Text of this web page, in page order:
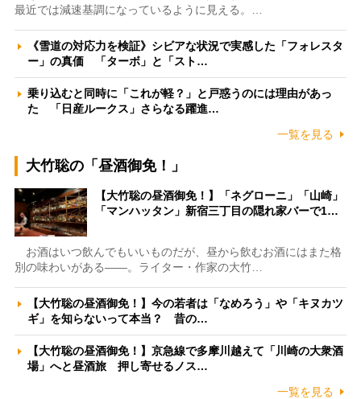
最近では減速基調になっているように見える。…
《雪道の対応力を検証》シビアな状況で実感した「フォレスタ
ー」の真価 「ターボ」と「スト…
乗り込むと同時に「これが軽？」と戸惑うのには理由があっ
た 「日産ルークス」さらなる躍進…
一覧を見る
大竹聡の「昼酒御免！」
【大竹聡の昼酒御免！】「ネグローニ」「山崎」
「マンハッタン」新宿三丁目の隠れ家バーで1…
お酒はいつ飲んでもいいものだが、昼から飲むお酒にはまた格
別の味わいがある――。ライター・作家の大竹…
【大竹聡の昼酒御免！】今の若者は「なめろう」や「キヌカツ
ギ」を知らないって本当？ 昔の…
【大竹聡の昼酒御免！】京急線で多摩川越えて「川崎の大衆酒
場」へと昼酒旅 押し寄せるノス…
一覧を見る